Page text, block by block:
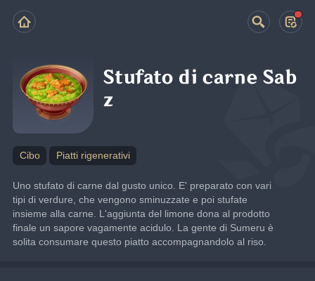
Stufato di carne Sab
z
Cibo Piatti rigenerativi
Uno stufato di carne dal gusto unico. E' preparato con vari
tipi di verdure, che vengono sminuzzate e poi stufate
insieme alla carne. L'aggiunta del limone dona al prodotto
finale un sapore vagamente acidulo. La gente di Sumeru è
solita consumare questo piatto accompagnandolo al riso.